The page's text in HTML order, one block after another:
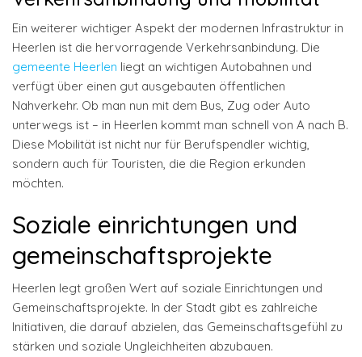
Ein weiterer wichtiger Aspekt der modernen Infrastruktur in
Heerlen ist die hervorragende Verkehrsanbindung. Die
gemeente Heerlen liegt an wichtigen Autobahnen und
verfügt über einen gut ausgebauten öffentlichen
Nahverkehr. Ob man nun mit dem Bus, Zug oder Auto
unterwegs ist – in Heerlen kommt man schnell von A nach B.
Diese Mobilität ist nicht nur für Berufspendler wichtig,
sondern auch für Touristen, die die Region erkunden
möchten.
Soziale einrichtungen und
gemeinschaftsprojekte
Heerlen legt großen Wert auf soziale Einrichtungen und
Gemeinschaftsprojekte. In der Stadt gibt es zahlreiche
Initiativen, die darauf abzielen, das Gemeinschaftsgefühl zu
stärken und soziale Ungleichheiten abzubauen.